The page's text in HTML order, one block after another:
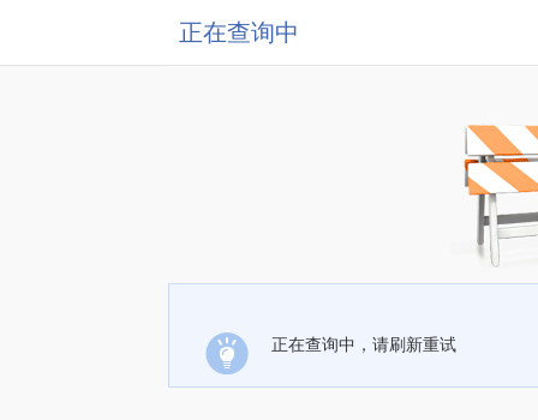
正在查询中
正在查询中，请刷新重试